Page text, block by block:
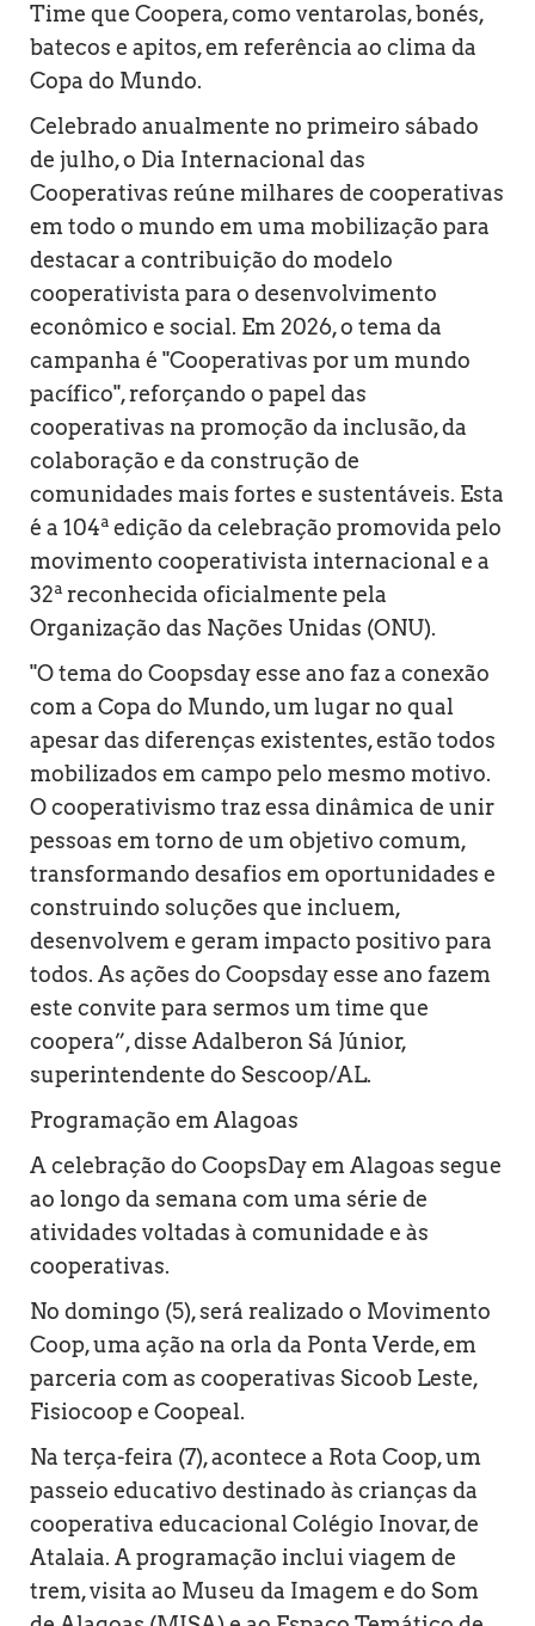
Time que Coopera, como ventarolas, bonés,
batecos e apitos, em referência ao clima da
Copa do Mundo.
Celebrado anualmente no primeiro sábado
de julho, o Dia Internacional das
Cooperativas reúne milhares de cooperativas
em todo o mundo em uma mobilização para
destacar a contribuição do modelo
cooperativista para o desenvolvimento
econômico e social. Em 2026, o tema da
campanha é "Cooperativas por um mundo
pacífico", reforçando o papel das
cooperativas na promoção da inclusão, da
colaboração e da construção de
comunidades mais fortes e sustentáveis. Esta
é a 104ª edição da celebração promovida pelo
movimento cooperativista internacional e a
32ª reconhecida oficialmente pela
Organização das Nações Unidas (ONU).
"O tema do Coopsday esse ano faz a conexão
com a Copa do Mundo, um lugar no qual
apesar das diferenças existentes, estão todos
mobilizados em campo pelo mesmo motivo.
O cooperativismo traz essa dinâmica de unir
pessoas em torno de um objetivo comum,
transformando desafios em oportunidades e
construindo soluções que incluem,
desenvolvem e geram impacto positivo para
todos. As ações do Coopsday esse ano fazem
este convite para sermos um time que
coopera”, disse Adalberon Sá Júnior,
superintendente do Sescoop/AL.
Programação em Alagoas
A celebração do CoopsDay em Alagoas segue
ao longo da semana com uma série de
atividades voltadas à comunidade e às
cooperativas.
No domingo (5), será realizado o Movimento
Coop, uma ação na orla da Ponta Verde, em
parceria com as cooperativas Sicoob Leste,
Fisiocoop e Coopeal.
Na terça-feira (7), acontece a Rota Coop, um
passeio educativo destinado às crianças da
cooperativa educacional Colégio Inovar, de
Atalaia. A programação inclui viagem de
trem, visita ao Museu da Imagem e do Som